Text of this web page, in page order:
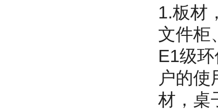
1.板材
文件柜
E1级
户的
材，桌